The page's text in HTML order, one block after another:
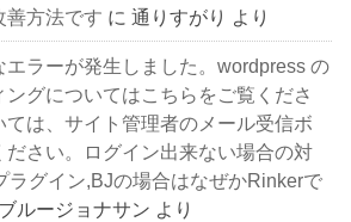
善方法です に通りすがり より
エラーが発生しました。wordpress の
ングについてはこちらをご覧くださ
ては、サイト管理者のメール受信ボ
ださい。ログイン出来ない場合の対
ラグイン,BJの場合はなぜかRinkerで
ブルージョナサン より